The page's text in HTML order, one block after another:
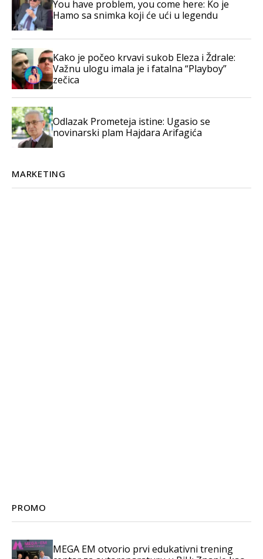
You have problem, you come here: Ko je
Hamo sa snimka koji će ući u legendu
Kako je počeo krvavi sukob Eleza i Ždrale:
Važnu ulogu imala je i fatalna “Playboy”
zečica
Odlazak Prometeja istine: Ugasio se
novinarski plam Hajdara Arifagića
MARKETING
PROMO
MEGA EM otvorio prvi edukativni trening